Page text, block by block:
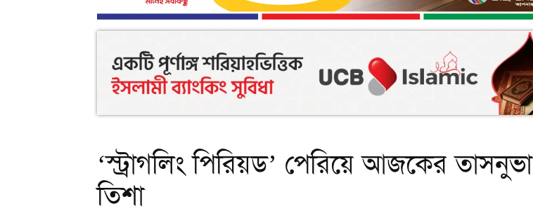
‘স্ট্রাগলিং পিরিয়ড’ পেরিয়ে আজকের তাসনুভা
তিশা